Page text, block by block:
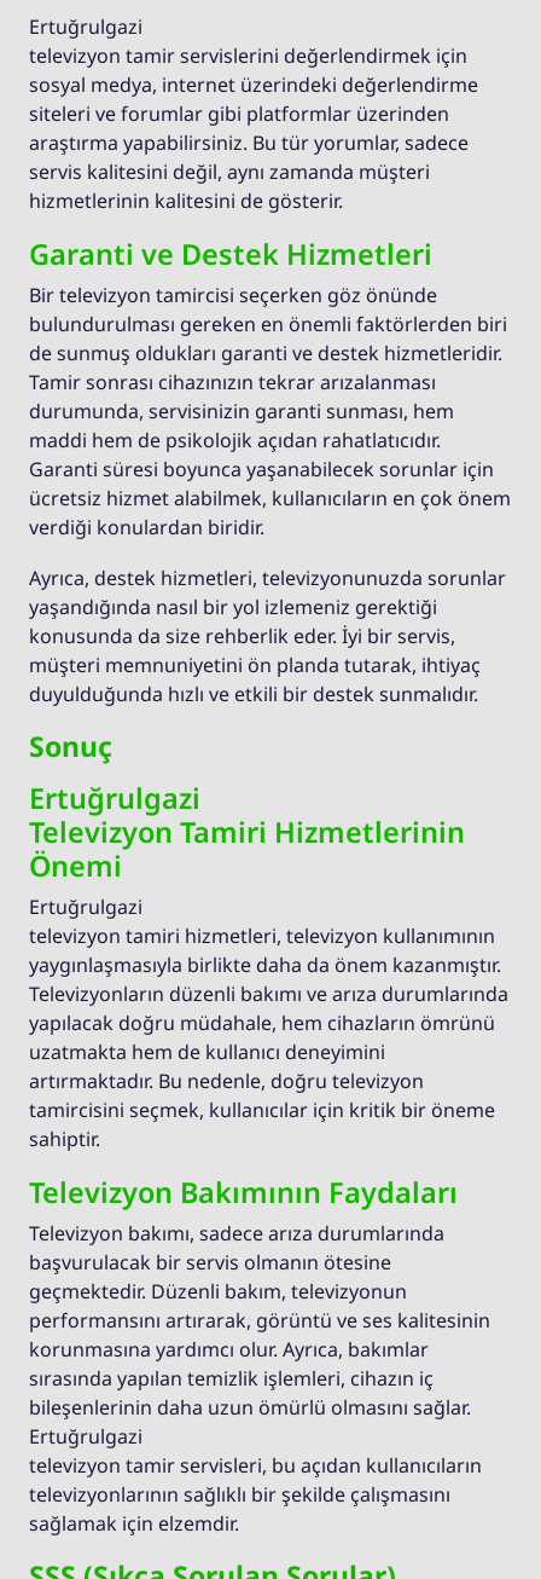
Ertuğrulgazi
televizyon tamir servislerini değerlendirmek için
sosyal medya, internet üzerindeki değerlendirme
siteleri ve forumlar gibi platformlar üzerinden
araştırma yapabilirsiniz. Bu tür yorumlar, sadece
servis kalitesini değil, aynı zamanda müşteri
hizmetlerinin kalitesini de gösterir.
Garanti ve Destek Hizmetleri
Bir televizyon tamircisi seçerken göz önünde
bulundurulması gereken en önemli faktörlerden biri
de sunmuş oldukları garanti ve destek hizmetleridir.
Tamir sonrası cihazınızın tekrar arızalanması
durumunda, servisinizin garanti sunması, hem
maddi hem de psikolojik açıdan rahatlatıcıdır.
Garanti süresi boyunca yaşanabilecek sorunlar için
ücretsiz hizmet alabilmek, kullanıcıların en çok önem
verdiği konulardan biridir.
Ayrıca, destek hizmetleri, televizyonunuzda sorunlar
yaşandığında nasıl bir yol izlemeniz gerektiği
konusunda da size rehberlik eder. İyi bir servis,
müşteri memnuniyetini ön planda tutarak, ihtiyaç
duyulduğunda hızlı ve etkili bir destek sunmalıdır.
Sonuç
Ertuğrulgazi
Televizyon Tamiri Hizmetlerinin
Önemi
Ertuğrulgazi
televizyon tamiri hizmetleri, televizyon kullanımının
yaygınlaşmasıyla birlikte daha da önem kazanmıştır.
Televizyonların düzenli bakımı ve arıza durumlarında
yapılacak doğru müdahale, hem cihazların ömrünü
uzatmakta hem de kullanıcı deneyimini
artırmaktadır. Bu nedenle, doğru televizyon
tamircisini seçmek, kullanıcılar için kritik bir öneme
sahiptir.
Televizyon Bakımının Faydaları
Televizyon bakımı, sadece arıza durumlarında
başvurulacak bir servis olmanın ötesine
geçmektedir. Düzenli bakım, televizyonun
performansını artırarak, görüntü ve ses kalitesinin
korunmasına yardımcı olur. Ayrıca, bakımlar
sırasında yapılan temizlik işlemleri, cihazın iç
bileşenlerinin daha uzun ömürlü olmasını sağlar.
Ertuğrulgazi
televizyon tamir servisleri, bu açıdan kullanıcıların
televizyonlarının sağlıklı bir şekilde çalışmasını
sağlamak için elzemdir.